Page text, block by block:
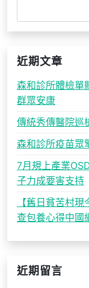
近期文章
森和診所體檢單
群眾安康
傳統秀傳醫院巡
森和診所疫苗眾
7月規上產業
子力成要害支持
【舊日貧苦村
查包養心得中國
近期留言